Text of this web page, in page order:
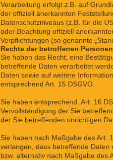
Verarbeitung erfolgt z.B. auf
der offiziell anerkannten
Datenschutzniveaus (z.B. für die
oder Beachtung offiziell
Verpflichtungen (so genannte
Rechte der betroffenen Personen
Sie haben das Recht, eine
betreffende Daten verarbeitet
Daten sowie auf weitere
entsprechend Art. 15 DSGVO.
Sie haben entsprechend. Art. 16
Vervollständigung der Sie
der Sie betreffenden unrichtigen
Sie haben nach Maßgabe des Art.
verlangen, dass betreffende Daten
bzw. alternativ nach Maßgabe des